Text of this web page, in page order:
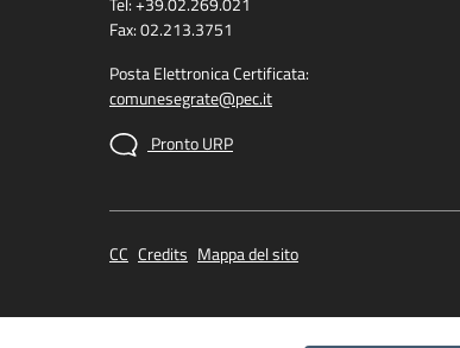
Fax: 02.213.3751
Posta Elettronica Certificata:
comunesegrate@pec.it
Pronto URP
CC Credits Mappa del sito